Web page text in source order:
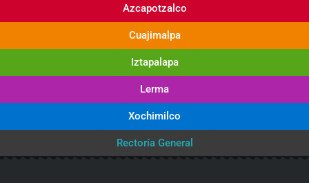
Azcapotzalco
Cuajimalpa
Iztapalapa
Lerma
Xochimilco
Rectoría General